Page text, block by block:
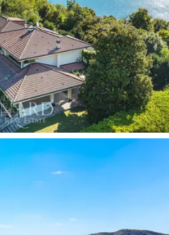
di designe un
i piani, garantendo comfort
al piano superiore,
con terrazze private e
ospita una
la lavanderia, l’area
, oltre ai locali tecnici. Gli
per valorizzare la luce
paesaggio: grandi vetrate,
compongono ambienti